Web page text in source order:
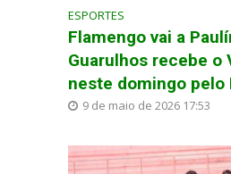
ESPORTES
Flamengo vai a
Guarulhos recebe o
neste domingo pelo
9 de maio de 2026 17:53